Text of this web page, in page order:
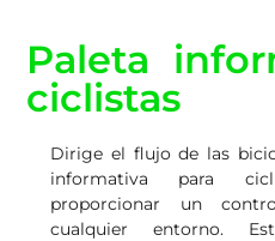
Paleta
ciclistas
Dirige el flujo de las
informativa para
proporcionar un
cualquier entorno.